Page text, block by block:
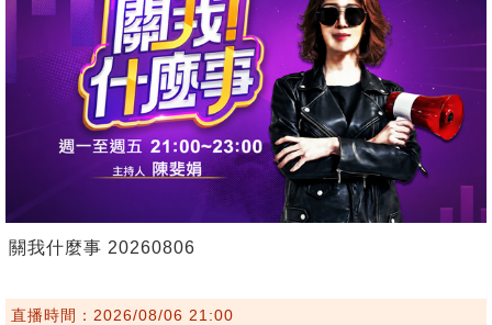
關我什麼事 20260806
直播時間：2026/08/06 21:00